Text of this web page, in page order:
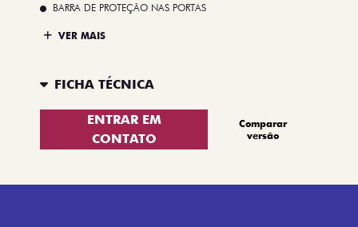
BARRA DE PROTEÇÃO NAS PORTAS
VER MAIS
FICHA TÉCNICA
ENTRAR EM
CONTATO
Comparar
versão